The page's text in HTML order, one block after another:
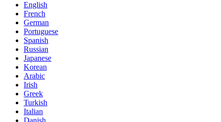
English
French
German
Portuguese
Spanish
Russian
Japanese
Korean
Arabic
Irish
Greek
Turkish
Italian